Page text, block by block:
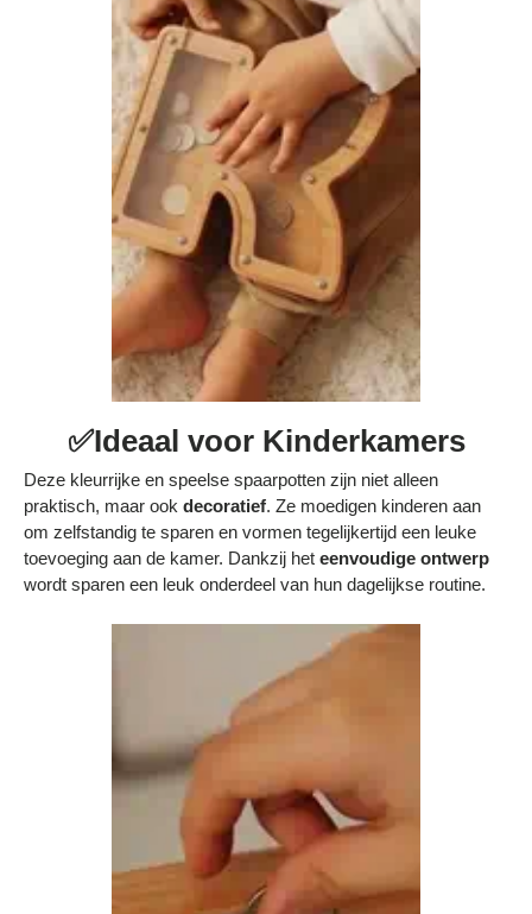
Servicevoorwaarden
Betaalmogelijkheden
Bestelling herroepen
Ruilen en retourneren
Bestellingen & levering
Algemene voorwaarden
Wij steunen KWF, doe je mee?
✅Ideaal voor Kinderkamers
Deze kleurrijke en speelse spaarpotten zijn niet alleen
praktisch, maar ook decoratief. Ze moedigen kinderen aan
om zelfstandig te sparen en vormen tegelijkertijd een leuke
toevoeging aan de kamer. Dankzij het eenvoudige ontwerp
wordt sparen een leuk onderdeel van hun dagelijkse routine.